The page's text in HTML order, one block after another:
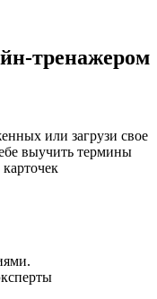
тренажером
или загрузи свое
выучить термины